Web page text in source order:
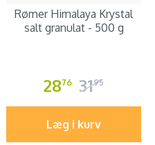
Rømer Himalaya Krystal
salt granulat - 500 g
2876 3195
Læg i kurv